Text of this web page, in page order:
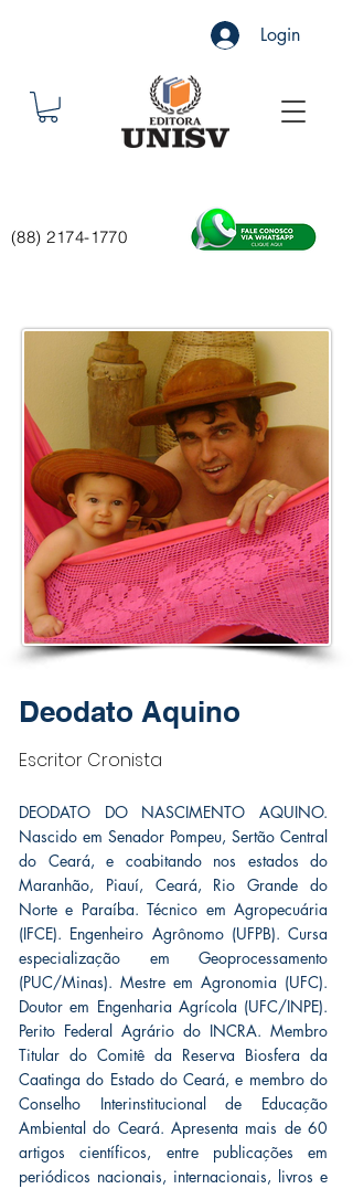
Login
(88) 2174-1770
Deodato Aquino
Escritor Cronista
DEODATO DO NASCIMENTO AQUINO.
Nascido em Senador Pompeu, Sertão Central
do Ceará, e coabitando nos estados do
Maranhão, Piauí, Ceará, Rio Grande do
Norte e Paraíba. Técnico em Agropecuária
(IFCE). Engenheiro Agrônomo (UFPB). Cursa
especialização em Geoprocessamento
(PUC/Minas). Mestre em Agronomia (UFC).
Doutor em Engenharia Agrícola (UFC/INPE).
Perito Federal Agrário do INCRA. Membro
Titular do Comitê da Reserva Biosfera da
Caatinga do Estado do Ceará, e membro do
Conselho Interinstitucional de Educação
Ambiental do Ceará. Apresenta mais de 60
artigos científicos, entre publicações em
periódicos nacionais, internacionais, livros e